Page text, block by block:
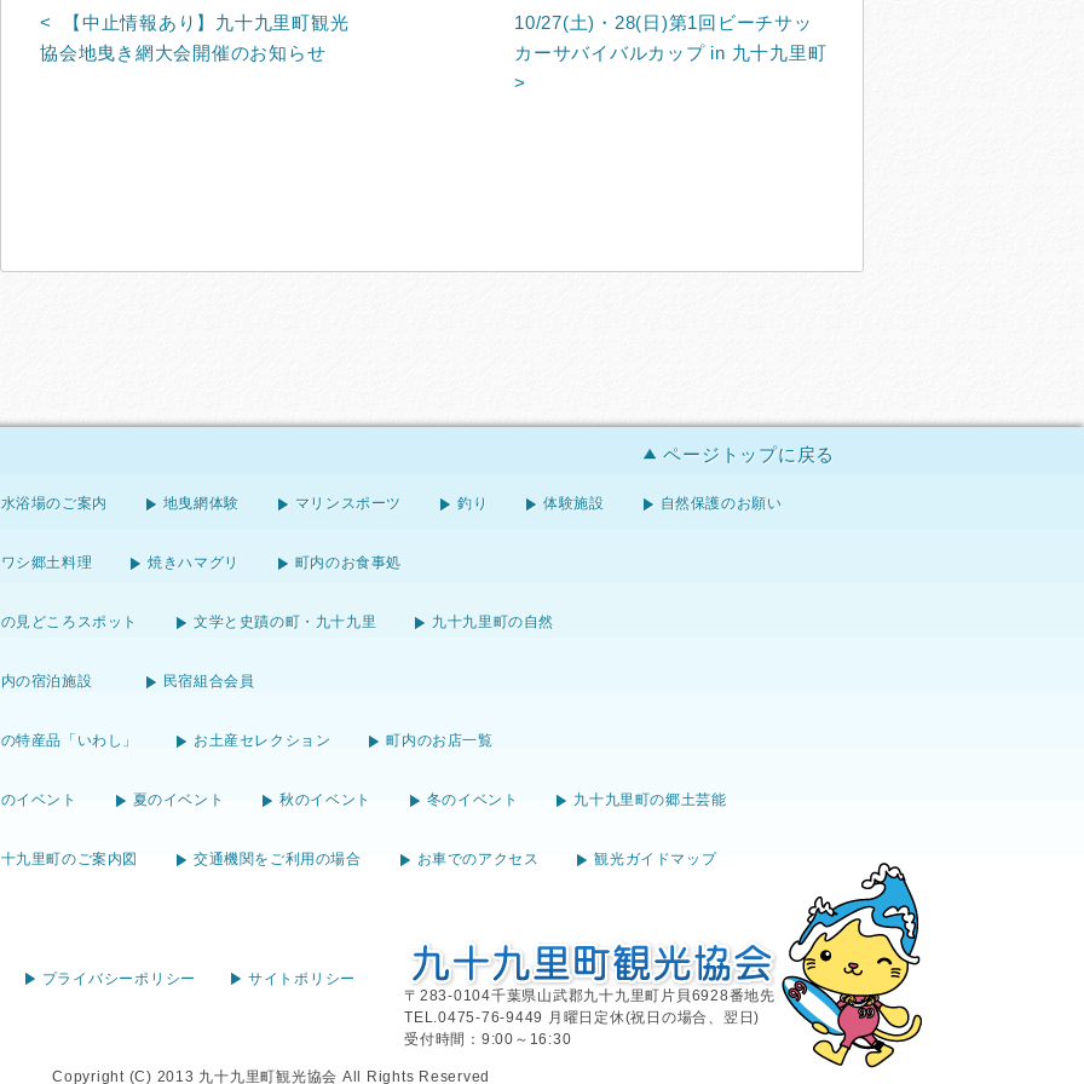
【中止情報あり】九十九里町観光
協会地曳き網大会開催のお知らせ
10/27(土)・28(日)第1回ビーチサッ
カーサバイバルカップ in 九十九里町
ページトップに戻る
浴場のご案内 地曳網体験 マリンスポーツ 釣り 体験施設 自然保護のお願い
シ郷土料理 焼きハマグリ 町内のお食事処
見どころスポット 文学と史蹟の町・九十九里 九十九里町の自然
の宿泊施設 民宿組合会員
特産品「いわし」 お土産セレクション 町内のお店一覧
イベント 夏のイベント 秋のイベント 冬のイベント 九十九里町の郷土芸能
九里町のご案内図 交通機関をご利用の場合 お車でのアクセス 観光ガイドマップ
プライバシーポリシー
サイトポリシー
〒283-0104千葉県山武郡九十九里町片貝6928番地先
TEL.0475-76-9449 月曜日定休(祝日の場合、翌日)
受付時間：9:00～16:30
Copyright (C) 2013 九十九里町観光協会 All Rights Reserved